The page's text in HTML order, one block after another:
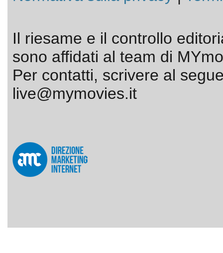
Il riesame e il controllo
sono affidati al team di
Per contatti, scrivere al
live@mymovies.it